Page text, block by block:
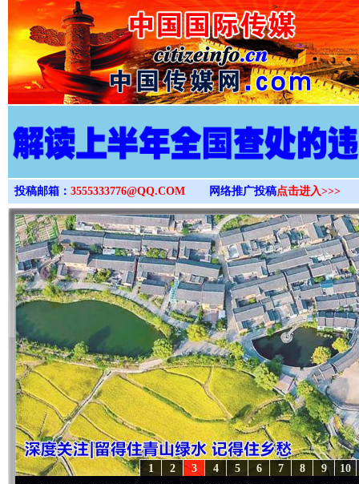
>
投稿邮箱： 3555333776@QQ.COM 网络推广投稿点击进入>>>
10
9
8
7
6
5
4
3
2
1